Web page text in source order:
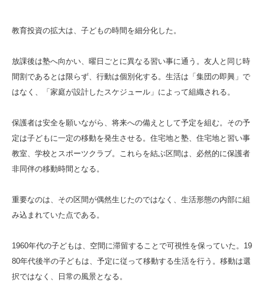
教育投資の拡大は、子どもの時間を細分化した。
放課後は塾へ向かい、曜日ごとに異なる習い事に通う。友人と同じ時
間割であるとは限らず、行動は個別化する。生活は「集団の即興」で
はなく、「家庭が設計したスケジュール」によって組織される。
保護者は安全を願いながら、将来への備えとして予定を組む。その予
定は子どもに一定の移動を発生させる。住宅地と塾、住宅地と習い事
教室、学校とスポーツクラブ。これらを結ぶ区間は、必然的に保護者
非同伴の移動時間となる。
重要なのは、その区間が偶然生じたのではなく、生活形態の内部に組
み込まれていた点である。
1960年代の子どもは、空間に滞留することで可視性を保っていた。19
80年代後半の子どもは、予定に従って移動する生活を行う。移動は選
択ではなく、日常の風景となる。